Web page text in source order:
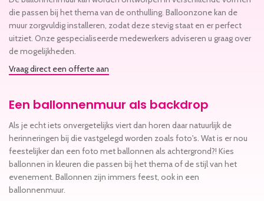
die passen bij het thema van de onthulling. Balloonzone kan de
muur zorgvuldig installeren, zodat deze stevig staat en er perfect
uitziet. Onze gespecialiseerde medewerkers adviseren u graag over
de mogelijkheden.
Vraag direct een offerte aan
Een ballonnenmuur als backdrop
Als je echt iets onvergetelijks viert dan horen daar natuurlijk de
herinneringen bij die vastgelegd worden zoals foto's. Wat is er nou
feestelijker dan een foto met ballonnen als achtergrond?! Kies
ballonnen in kleuren die passen bij het thema of de stijl van het
evenement. Ballonnen zijn immers feest, ook in een
ballonnenmuur.